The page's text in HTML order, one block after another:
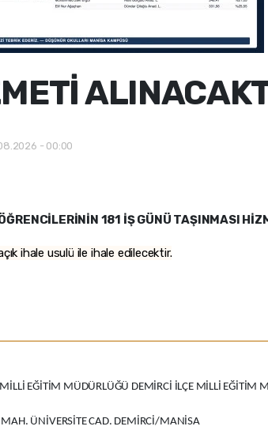
- 00:00
181 İŞ GÜNÜ TAŞINMASI
ihale usulü ile ihale edilecektir.
EĞİTİM MÜDÜRLÜĞÜ DEMİRCİ İLÇE MİLLİ EĞİTİM
MAH. ÜNİVERSİTE CAD. DEMİRCİ/MANİSA